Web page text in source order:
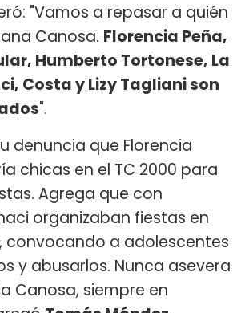
"Vamos a repasar a quién
Canosa. Florencia Peña,
Humberto Tortonese, La
Costa y Lizy Tagliani son
".
denuncia que Florencia
chicas en el TC 2000 para
Agrega que con
organizaban fiestas en
convocando a adolescentes
y abusarlos. Nunca asevera
Canosa, siempre en